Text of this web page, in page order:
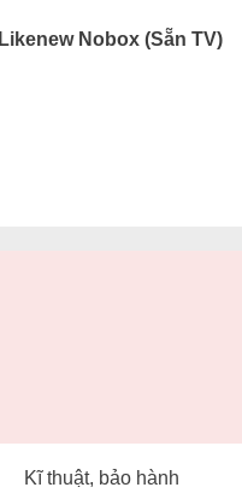
Nobox (Sẵn TV)
Kĩ thuật, bảo hành